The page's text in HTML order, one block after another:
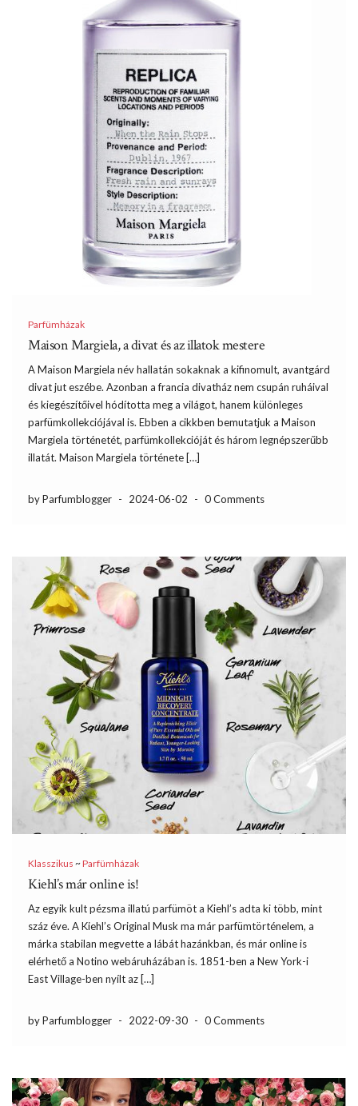
Parfümházak
Maison Margiela, a divat és az illatok mestere
A Maison Margiela név hallatán sokaknak a kifinomult, avantgárd
divat jut eszébe. Azonban a francia divatház nem csupán ruháival
és kiegészítőivel hódította meg a világot, hanem különleges
parfümkollekciójával is. Ebben a cikkben bemutatjuk a Maison
Margiela történetét, parfümkollekcióját és három legnépszerűbb
illatát. Maison Margiela története […]
by Parfumblogger - 2024-06-02 - 0 Comments
Klasszikus ~Parfümházak
Kiehl’s már online is!
Az egyik kult pézsma illatú parfümöt a Kiehl’s adta ki több, mint
száz éve. A Kiehl’s Original Musk ma már parfümtörténelem, a
márka stabilan megvette a lábát hazánkban, és már online is
elérhető a Notino webáruházában is. 1851-ben a New York-i
East Village-ben nyílt az […]
by Parfumblogger - 2022-09-30 - 0 Comments